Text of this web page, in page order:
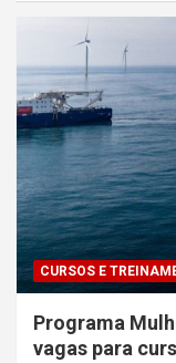
CURSOS E
Programa
vagas para